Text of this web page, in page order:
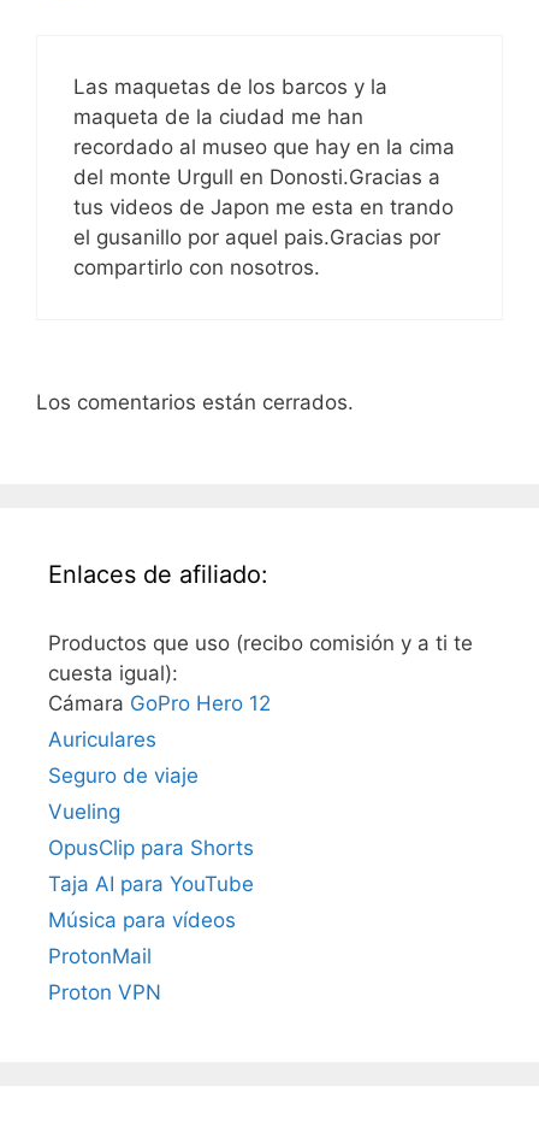
Las maquetas de los barcos y la
maqueta de la ciudad me han
recordado al museo que hay en la cima
del monte Urgull en Donosti.Gracias a
tus videos de Japon me esta en trando
el gusanillo por aquel pais.Gracias por
compartirlo con nosotros.
Los comentarios están cerrados.
Enlaces de afiliado:
Productos que uso (recibo comisión y a ti te
cuesta igual):
Cámara GoPro Hero 12
Auriculares
Seguro de viaje
Vueling
OpusClip para Shorts
Taja AI para YouTube
Música para vídeos
ProtonMail
Proton VPN